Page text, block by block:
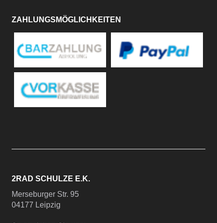
ZAHLUNGSMÖGLICHKEITEN
2RAD SCHULZE E.K.
Merseburger Str. 95
04177 Leipzig